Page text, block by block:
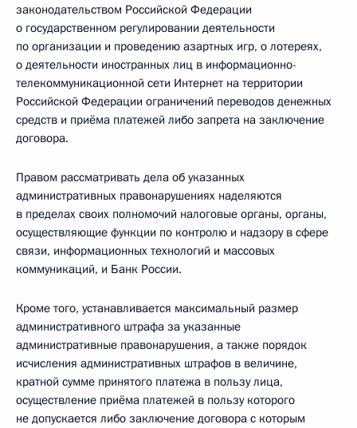
законодательством Российской Федерации
о государственном регулировании деятельности
по организации и проведению азартных игр, о лотереях,
о деятельности иностранных лиц в информационно­
телекоммуникационной сети Интернет на территории
Российской Федерации ограничений переводов денежных
средств и приёма платежей либо запрета на заключение
договора.
Правом рассматривать дела об указанных
административных правонарушениях наделяются
в пределах своих полномочий налоговые органы, органы,
осуществляющие функции по контролю и надзору в сфере
связи, информационных технологий и массовых
коммуникаций, и Банк России.
Кроме того, устанавливается максимальный размер
административного штрафа за указанные
административные правонарушения, а также порядок
исчисления административных штрафов в величине,
кратной сумме принятого платежа в пользу лица,
осуществление приёма платежей в пользу которого
не допускается либо заключение договора с которым